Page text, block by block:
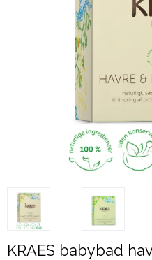
KRAES babybad